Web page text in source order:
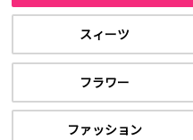
スィーツ
フラワー
ファッション